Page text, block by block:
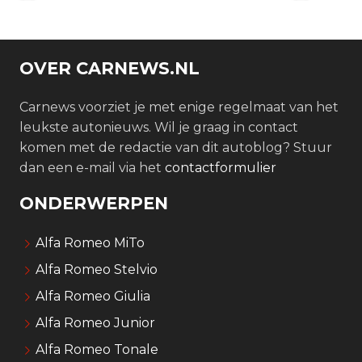
OVER CARNEWS.NL
Carnews voorziet je met enige regelmaat van het
leukste autonieuws. Wil je graag in contact
komen met de redactie van dit autoblog? Stuur
dan een e-mail via het contactformulier
ONDERWERPEN
Alfa Romeo MiTo
Alfa Romeo Stelvio
Alfa Romeo Giulia
Alfa Romeo Junior
Alfa Romeo Tonale